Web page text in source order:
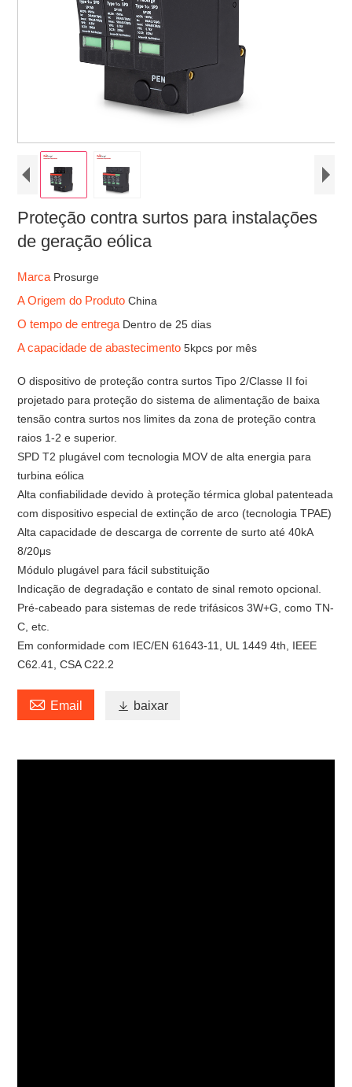
Proteção contra surtos para instalações
de geração eólica
Marca Prosurge
A Origem do ProdutoChina
O tempo de entrega Dentro de 25 dias
A capacidade de abastecimento5kpcs por mês
O dispositivo de proteção contra surtos Tipo 2/Classe II foi
projetado para proteção do sistema de alimentação de baixa
tensão contra surtos nos limites da zona de proteção contra
raios 1-2 e superior.
SPD T2 plugável com tecnologia MOV de alta energia para
turbina eólica
Alta confiabilidade devido à proteção térmica global patenteada
com dispositivo especial de extinção de arco (tecnologia TPAE)
Alta capacidade de descarga de corrente de surto até 40kA
8/20μs
Módulo plugável para fácil substituição
Indicação de degradação e contato de sinal remoto opcional.
Pré-cabeado para sistemas de rede trifásicos 3W+G, como TN-
C, etc.
Em conformidade com IEC/EN 61643-11, UL 1449 4th, IEEE
C62.41, CSA C22.2
 Email  baixar